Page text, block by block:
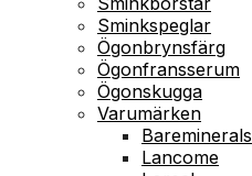
Sminkspeglar
Ögonbrynsfärg
Ögonfransserum
Ögonskugga
Varumärken
Bareminerals
Lancome